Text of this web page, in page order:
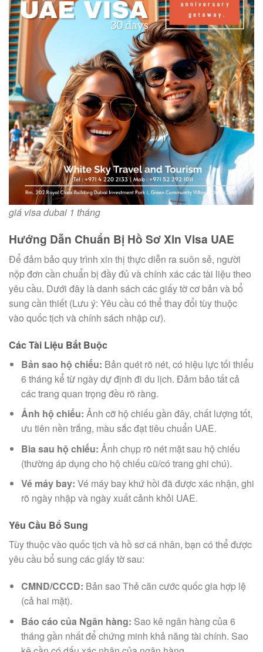
giá visa dubai 1 tháng
Hướng Dẫn Chuẩn Bị Hồ Sơ Xin Visa UAE
Để đảm bảo quy trình xin thị thực diễn ra suôn sẻ, người
nộp đơn cần chuẩn bị đầy đủ và chính xác các tài liệu theo
yêu cầu. Dưới đây là danh sách các giấy tờ cơ bản và bổ
sung cần thiết (Lưu ý: Yêu cầu có thể thay đổi tùy thuộc
vào quốc tịch và chính sách nhập cư).
Các Tài Liệu Bắt Buộc
Bản sao hộ chiếu: Bản quét rõ nét, có hiệu lực tối thiểu
6 tháng kể từ ngày dự định đi du lịch. Đảm bảo tất cả
các trang quan trọng đều rõ ràng.
Ảnh hộ chiếu: Ảnh cỡ hộ chiếu gần đây, chất lượng tốt,
ưu tiên nền trắng, màu sắc đạt tiêu chuẩn UAE.
Bìa sau hộ chiếu: Ảnh chụp rõ nét mặt sau hộ chiếu
(thường áp dụng cho hộ chiếu cũ/có trang ghi chú).
Vé máy bay: Vé máy bay khứ hồi đã được xác nhận, ghi
rõ ngày nhập và ngày xuất cảnh khỏi UAE.
Yêu Cầu Bổ Sung
Tùy thuộc vào quốc tịch và hồ sơ cá nhân, bạn có thể được
yêu cầu bổ sung các giấy tờ sau:
CMND/CCCD: Bản sao Thẻ căn cước quốc gia hợp lệ
(cả hai mặt).
Báo cáo của Ngân hàng: Sao kê ngân hàng của 6
tháng gần nhất để chứng minh khả năng tài chính. Sao